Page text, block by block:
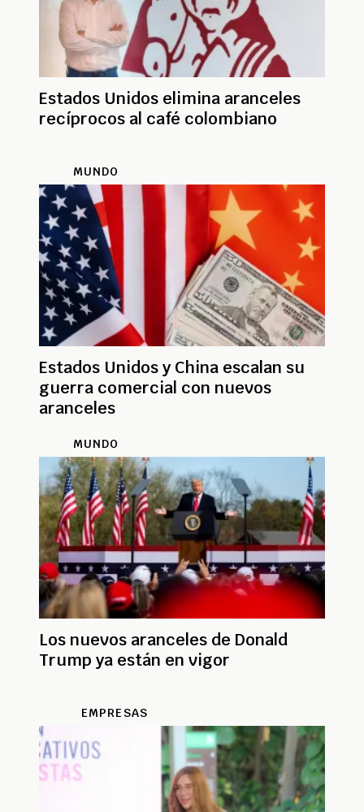
Estados Unidos elimina aranceles
recíprocos al café colombiano
MUNDO
Estados Unidos y China escalan su
guerra comercial con nuevos
aranceles
MUNDO
Los nuevos aranceles de Donald
Trump ya están en vigor
EMPRESAS